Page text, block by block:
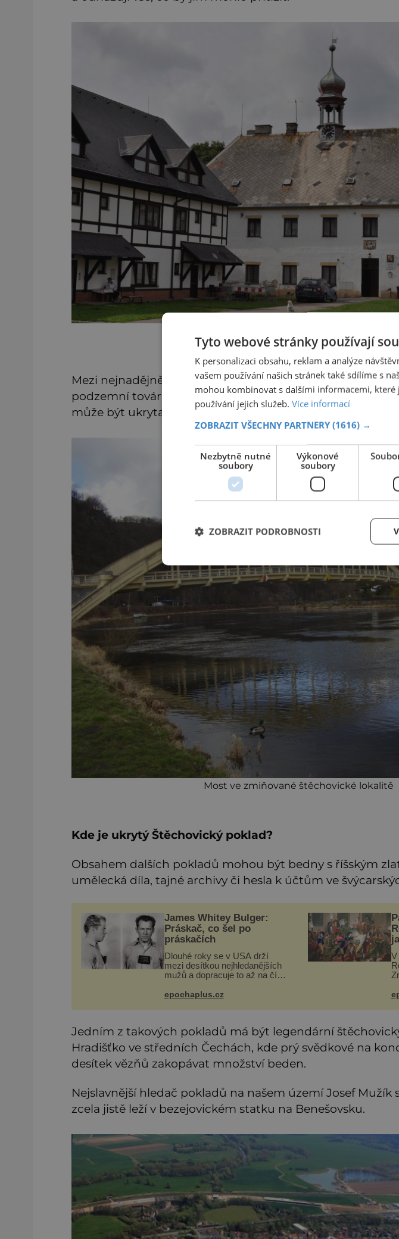
Mezi nejnadějnější lokace patří veškeré doly a jeskyně
podzemní továrny. Zejména pak Mikulášská štola v Hoře
může být ukryta i Jantarová komnata nevyčíslitelné
Most ve zmiňované štěchovické lokalitě
Kde je ukrytý Štěchovický poklad?
Obsahem dalších pokladů mohou být bedny s říšským
umělecká díla, tajné archivy či hesla k účtům ve
James Whitey Bulger:
Práskač, co šel po
práskačích
Dlouhé roky se v USA drží
mezi desítkou nejhledanějších
mužů a dopracuje to až na číslo
Ládinovi (1957–2011). To je
2018) viněný ze spoluúčasti na
epochaplus.cz
V
Jedním z takových pokladů má být legendární
Hradišťko ve středních Čechách, kde prý svědkové na
desítek vězňů zakopávat množství beden.
Nejslavnější hledač pokladů na našem území Josef Mužík
zcela jistě leží v bezejovickém statku na Benešovsku.
Tyto webové stránky používají
K personalizaci obsahu, reklam a analýze
vašem používání našich stránek také sdílíme s
mohou kombinovat s dalšími informacemi,
používání jejich služeb. Více informací
ZOBRAZIT VŠECHNY PARTNERY (1616) →
Nezbytně nutné
soubory
Výkonové
soubory
ZOBRAZIT PODROBNOSTI